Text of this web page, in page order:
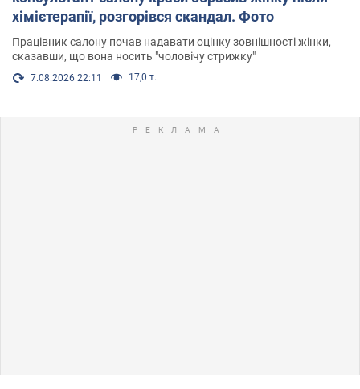
хімієтерапії, розгорівся скандал. Фото
Працівник салону почав надавати оцінку зовнішності жінки,
сказавши, що вона носить "чоловічу стрижку"
7.08.2026 22:11 17,0 т.